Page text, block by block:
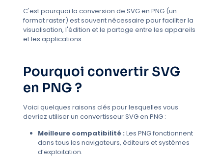
C'est pourquoi la conversion de SVG en PNG (un
format raster) est souvent nécessaire pour faciliter la
visualisation, l'édition et le partage entre les appareils
et les applications.
Pourquoi convertir SVG
en PNG ?
Voici quelques raisons clés pour lesquelles vous
devriez utiliser un convertisseur SVG en PNG :
Meilleure compatibilité : Les PNG fonctionnent
dans tous les navigateurs, éditeurs et systèmes
d’exploitation.